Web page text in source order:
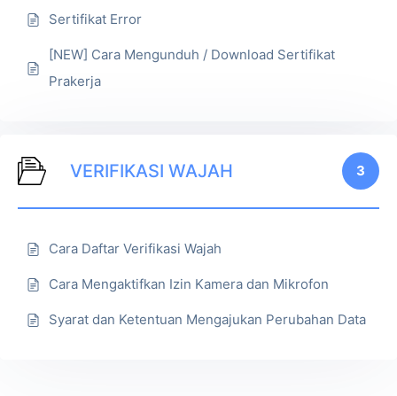
Sertifikat Error
[NEW] Cara Mengunduh / Download Sertifikat
Prakerja
VERIFIKASI WAJAH 3
Cara Daftar Verifikasi Wajah
Cara Mengaktifkan Izin Kamera dan Mikrofon
Syarat dan Ketentuan Mengajukan Perubahan Data